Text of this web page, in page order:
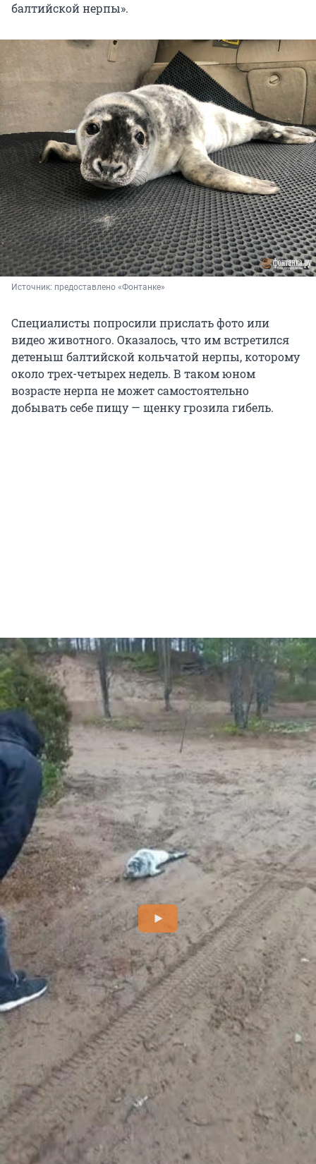
балтийской нерпы».
Источник: предоставлено «Фонтанке»
Специалисты попросили прислать фото или
видео животного. Оказалось, что им встретился
детеныш балтийской кольчатой нерпы, которому
около трех-четырех недель. В таком юном
возрасте нерпа не может самостоятельно
добывать себе пищу — щенку грозила гибель.